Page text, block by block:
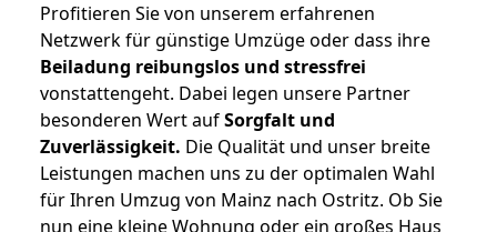
Profitieren Sie von unserem erfahrenen
Netzwerk für günstige Umzüge oder dass ihre
Beiladung reibungslos und stressfrei
vonstattengeht. Dabei legen unsere Partner
besonderen Wert aufSorgfalt und
Zuverlässigkeit. Die Qualität und unser breite
Leistungen machen uns zu der optimalen Wahl
für Ihren Umzug von Mainz nach Ostritz. Ob Sie
nun eine kleine Wohnung oder ein großes Haus